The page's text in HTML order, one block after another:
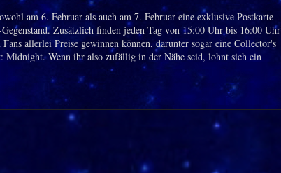
am 6. Februar als auch am 7. Februar eine exklusive Postkarte
Zusätzlich finden jeden Tag von 15:00 Uhr bis 16:00 Uhr
allerlei Preise gewinnen können, darunter sogar eine Collector's
Wenn ihr also zufällig in der Nähe seid, lohnt sich ein